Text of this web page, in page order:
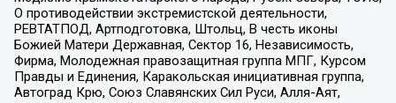
О противодействии экстремистской деятельности,
РЕВТАТПОД, Артподготовка, Штольц, В честь иконы
Божией Матери Державная, Сектор 16, Независимость,
Фирма, Молодежная правозащитная группа МПГ, Курсом
Правды и Единения, Каракольская инициативная группа,
Автоград Крю, Союз Славянских Сил Руси, Алля-Аят,